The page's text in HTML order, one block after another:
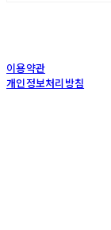
이용약관
개인정보처리방침